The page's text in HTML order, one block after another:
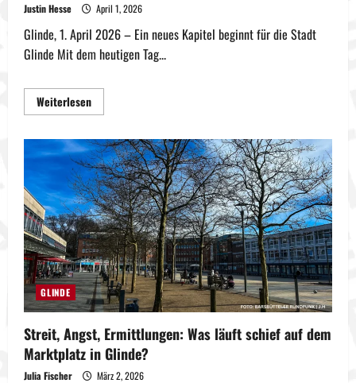
Justin Hesse April 1, 2026
Glinde, 1. April 2026 – Ein neues Kapitel beginnt für die Stadt
Glinde Mit dem heutigen Tag...
WeiterlesenMehr
Informationen
Wind
im
Rathaus:
Patrick
Klose
tritt
Amt
als
Bürgermeister
von
Glinde
an
GLINDE
Streit, Angst, Ermittlungen: Was läuft schief auf dem
Marktplatz in Glinde?
Julia Fischer März 2, 2026